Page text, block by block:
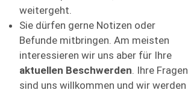
weitergeht.
Sie dürfen gerne Notizen oder
Befunde mitbringen. Am meisten
interessieren wir uns aber für Ihre
aktuellen Beschwerden. Ihre Fragen
sind uns willkommen und wir werden